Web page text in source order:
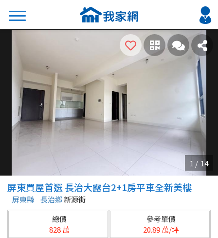
搜尋
熱門關鍵字
2026 台北降價好屋限量釋出
2026 新北降價好屋限量釋出
2026 台中降價好屋限量釋出
2026 台南降價好屋限量釋出
縣市
不限
台北市
區域
屏東買屋首選 長治大露台2+1房平車全新美樓
屏東縣 長治鄉新源街
總價
828 萬
參考單價
20.89 萬/坪